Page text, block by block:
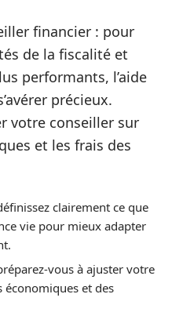
financier : pour
de la fiscalité et
performants, l’aide
précieux.
votre conseiller sur
et les frais des
clairement ce que
vie pour mieux adapter
vous à ajuster votre
et des